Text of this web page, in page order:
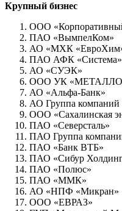
Крупный бизнес
ООО
ПАО «ВымпелКом»
АО «МХК
ПАО АФК «Система»
АО «СУЭК»
ООО УК
АО «Альфа-Банк»
АО Группа
ООО «Сахалинская
ПАО «Северсталь»
ПАО Группа
ПАО «Банк ВТБ»
ПАО «Сибур
ПАО «Полюс»
ПАО «ММК»
АО «НПФ «Микран»
ООО «ЕВРАЗ»